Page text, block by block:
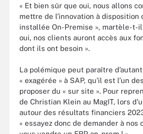
« Et bien sûr que oui, nous allons
mettre de l’innovation à disposition
installée On-Premise », martèle-t-
oui, nos clients auront accès aux
dont ils ont besoin ».
La polémique peut paraître
« exagérée » à SAP, qu’il est l’un
proposer du « sur site ». Pour
de Christian Klein au MagIT, lors
autour des résultats financiers
« essayez donc de demander à nos